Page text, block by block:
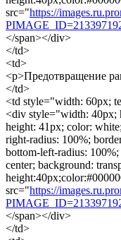
src="https://
</span></div>
</td>
<td>
<p>Предотвращение
</td>
<td style="width: 60px;
<div style="width: 40px;
height: 41px; color:
right-radius: 100%;
bottom-left-radius:
center; background:
src="https://
</span></div>
</td>